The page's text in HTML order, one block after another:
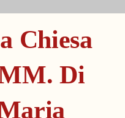
Chiesa
Di